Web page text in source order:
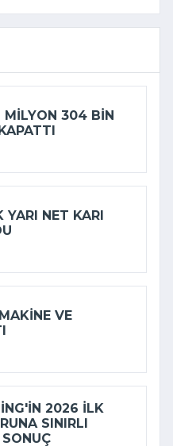
MILYON 304 BIN
NET KARI
VE
2026 ILK
SINIRLI